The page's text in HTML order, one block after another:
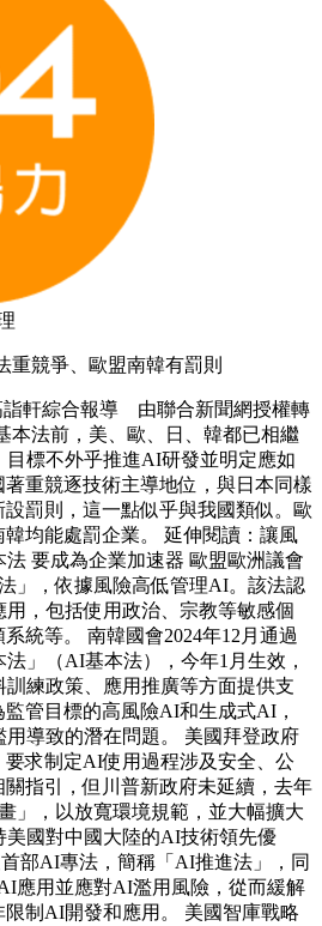
重競爭、歐盟南韓有罰則
詣軒綜合報導 由聯合新聞網授權轉
本法前，美、歐、日、韓都已相繼
標不外乎推進AI研發並明定應如
重競逐技術主導地位，與日本同樣
罰則，這一點似乎與我國類似。歐
均能處罰企業。 延伸閱讀：讓風
要成為企業加速器 歐盟歐洲議會
」，依據風險高低管理AI。該法認
，包括使用政治、宗教等敏感個
統等。 南韓國會2024年12月通過
法」（AI基本法），今年1月生效，
練政策、應用推廣等方面提供支
管目標的高風險AI和生成式AI，
導致的潛在問題。 美國拜登政府
要求制定AI使用過程涉及安全、公
指引，但川普新政府未延續，去年
」，以放寬環境規範，並大幅擴大
國對中國大陸的AI技術領先優
部AI專法，簡稱「AI推進法」，同
應用並應對AI濫用風險，從而緩解
制AI開發和應用。 美國智庫戰略